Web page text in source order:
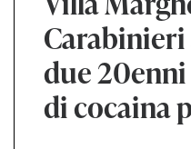
due
di cocaina